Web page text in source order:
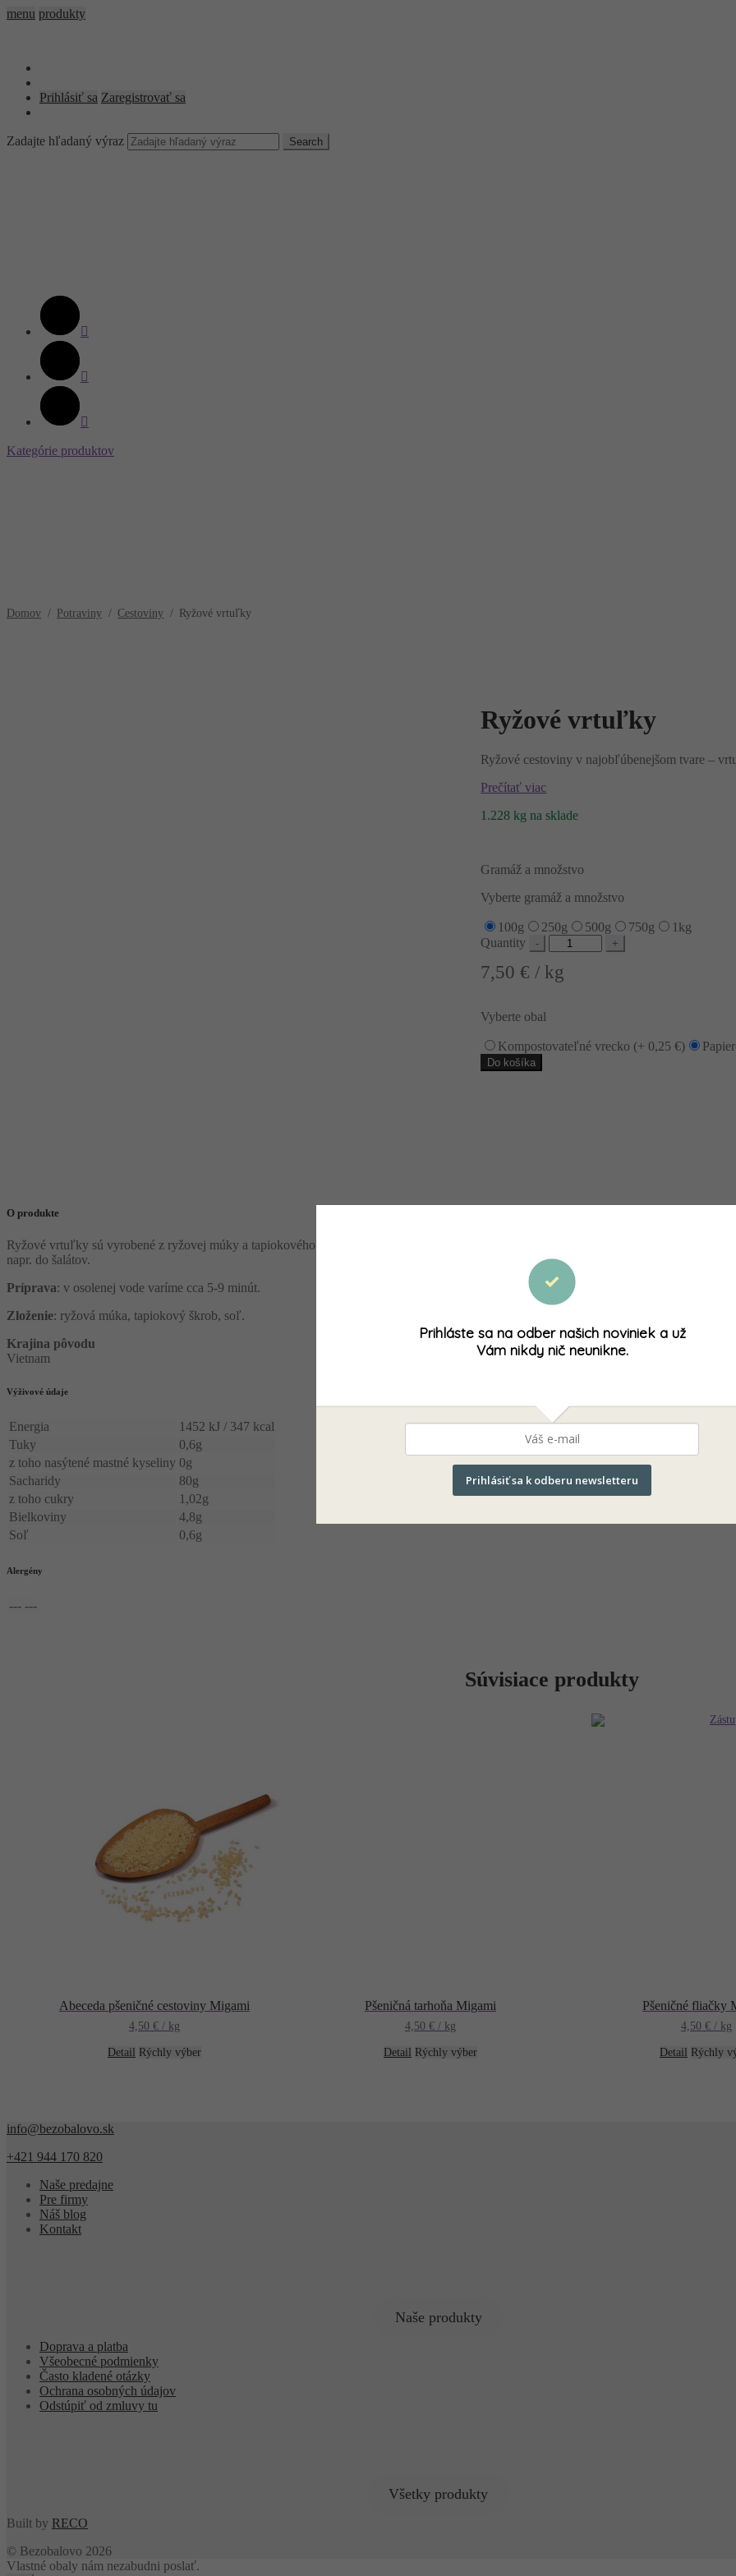
menu produkty
Prihlásiť sa Zaregistrovať sa
Zadajte hľadaný výraz Search
Kategórie produktov
Domov / Potraviny / Cestoviny / Ryžové vrtuľky
Ryžové vrtuľky
Ryžové cestoviny v najobľúbenejšom tvare –
Prečítať viac
1.228 kg na sklade
Gramáž a množstvo
Vyberte gramáž a množstvo
100g 250g 500g 750g
1kg
Quantity
7,50€ / kg
Vyberte obal
Kompostovateľné vrecko (+ 0,25€)
Do košíka
O produkte
Ryžové vrtuľky sú vyrobené z ryžovej múky a tapiokového škrobu. Sú chuťovo neutrálne a prirodzene bezlepkové a bezvaječné. Vhodné
napr. do šalátov.
Príprava: v osolenej vode varíme cca 5-9 minút.
Zloženie: ryžová múka, tapiokový škrob, soľ.
Krajina pôvodu
Vietnam
Výživové údaje
Energia
1452 kJ / 347 kcal
Tuky
0,6g
z toho nasýtené mastné kyseliny 0g
Sacharidy
80g
z toho cukry
1,02g
Bielkoviny
4,8g
Soľ
0,6g
Alergény
--- ---
Súvisiace produkty
Abeceda pšeničné cestoviny Migami
4,50 € / kg
Detail Rýchly výber
Pšeničná tarhoňa Migami
4,50 € / kg
Detail Rýchly výber
Pšeničné fliačky
4,50 € / kg
Detail Rýchly
info@bezobalovo.sk
+421 944 170 820
Naše predajne
Pre firmy
Náš blog
Kontakt
Naše produkty
Doprava a platba
Všeobecné podmienky
Často kladené otázky
Ochrana osobných údajov
Odstúpiť od zmluvy tu
Všetky produkty
Built by RECO
© Bezobalovo 2026
Vlastné obaly nám nezabudni poslať.
Prihláste sa na odber našich noviniek a už
Vám nikdy nič neunikne.
Prihlásiť sa k odberu newsletteru